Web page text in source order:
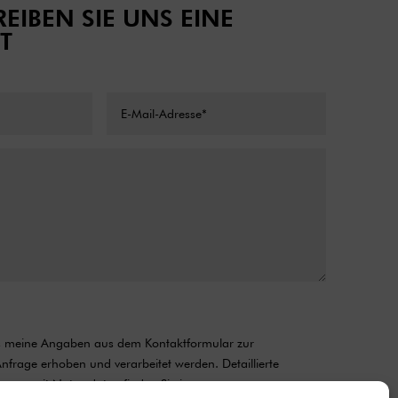
SIE UNS EINE
meine Angaben aus dem Kontaktformular zur
erhoben und verarbeitet werden. Detaillierte
mit Nutzerdaten finden Sie in unserer